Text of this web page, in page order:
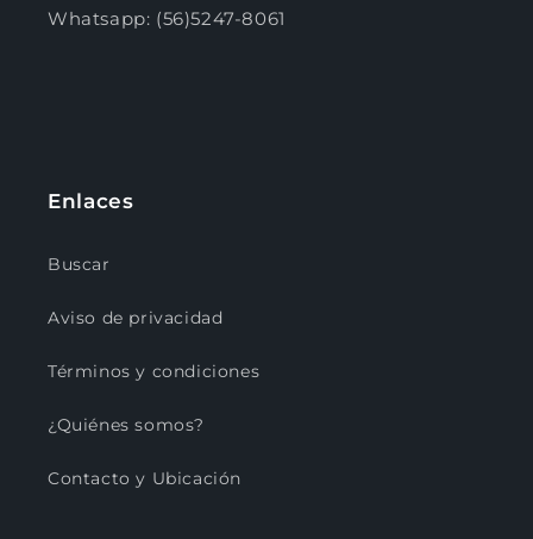
Whatsapp: (56)5247-8061
Enlaces
Buscar
Aviso de privacidad
Términos y condiciones
¿Quiénes somos?
Contacto y Ubicación